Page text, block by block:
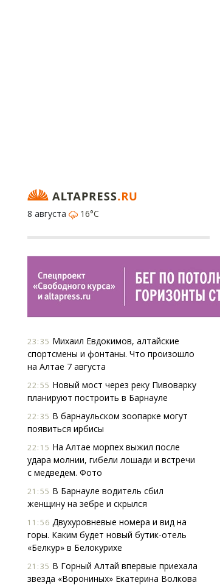
8 августа
16°C
23:35 Михаил Евдокимов, алтайские
спортсмены и фонтаны. Что произошло
на Алтае 7 августа
22:55 Новый мост через реку Пивоварку
планируют построить в Барнауле
22:35 В барнаульском зоопарке могут
появиться ирбисы
22:15 На Алтае морпех выжил после
удара молнии, гибели лошади и встречи
с медведем. Фото
21:55 В Барнауле водитель сбил
женщину на зебре и скрылся
11:56 Двухуровневые номера и вид на
горы. Каким будет новый бутик-отель
«Белкур» в Белокурихе
21:35 В Горный Алтай впервые приехала
звезда «Ворониных» Екатерина Волкова